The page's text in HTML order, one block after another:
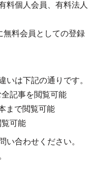
料個人会員、有料法人
無料会員としての登録
いは下記の通りです。
記事を閲覧可能
まで閲覧可能
覧可能
い合わせください。